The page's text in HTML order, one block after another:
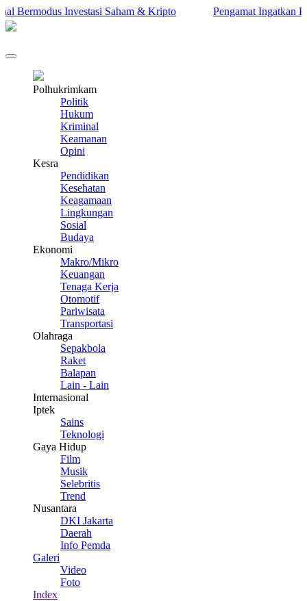
Investasi Saham & Kripto Pengamat Ingatkan
Polhukrimkam
Politik
Hukum
Kriminal
Keamanan
Opini
Kesra
Pendidikan
Kesehatan
Keagamaan
Lingkungan
Sosial
Budaya
Ekonomi
Makro/Mikro
Keuangan
Tenaga Kerja
Otomotif
Pariwisata
Transportasi
Olahraga
Sepakbola
Raket
Balapan
Lain - Lain
Internasional
Iptek
Sains
Teknologi
Gaya Hidup
Film
Musik
Selebritis
Trend
Nusantara
DKI Jakarta
Daerah
Info Pemda
Galeri
Video
Foto
Index